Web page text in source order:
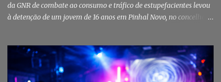
da GNR de combate ao consumo e tráfico de estupefacientes levou
à detenção de um jovem de 16 anos em Pinhal Novo, no concelho
das autoridades sobre este tipo de criminalidade no distrito de
Setúbal. Droga, arma branca e dinheiro apreendidos pela GNR Um
jovem de 16 anos foi detido na segunda-feira, 28 de Julho, por